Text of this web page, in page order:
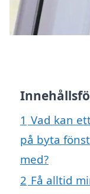
1 Vad kan
på byta
med?
2 Få alltid